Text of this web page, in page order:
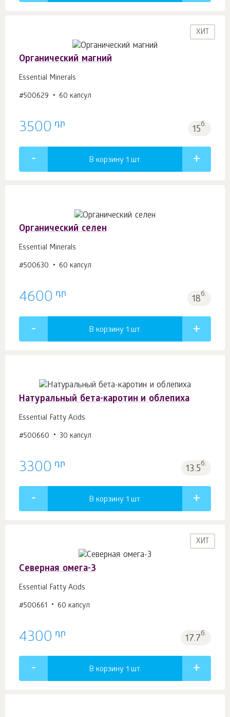
ХИТ
Органический магний
Essential Minerals
#500629 60 капсул
3500 դր 15б.
В корзину 1 шт.
Органический селен
Essential Minerals
#500630 60 капсул
4600 դր 18б.
В корзину 1 шт.
Натуральный бета-каротин и облепиха
Essential Fatty Acids
#500660 30 капсул
3300 դր 13.5б.
В корзину 1 шт.
ХИТ
Северная омега-3
Essential Fatty Acids
#500661 60 капсул
4300 դր 17.7б.
В корзину 1 шт.